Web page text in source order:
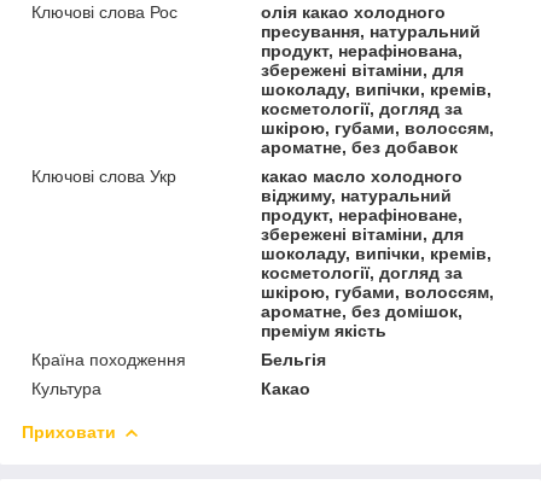
Ключові слова Рос
олія какао холодного
пресування, натуральний
продукт, нерафінована,
збережені вітаміни, для
шоколаду, випічки, кремів,
косметології, догляд за
шкірою, губами, волоссям,
ароматне, без добавок
Ключові слова Укр
какао масло холодного
віджиму, натуральний
продукт, нерафіноване,
збережені вітаміни, для
шоколаду, випічки, кремів,
косметології, догляд за
шкірою, губами, волоссям,
ароматне, без домішок,
преміум якість
Країна походження
Бельгія
Культура
Какао
Приховати